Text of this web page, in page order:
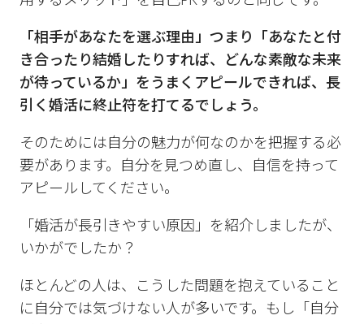
「相手があなたを選ぶ理由」つまり「あなたと付
き合ったり結婚したりすれば、どんな素敵な未来
が待っているか」をうまくアピールできれば、長
引く婚活に終止符を打てるでしょう。
そのためには自分の魅力が何なのかを把握する必
要があります。自分を見つめ直し、自信を持って
アピールしてください。
「婚活が長引きやすい原因」を紹介しましたが、
いかがでしたか？
ほとんどの人は、こうした問題を抱えていること
に自分では気づけない人が多いです。もし「自分